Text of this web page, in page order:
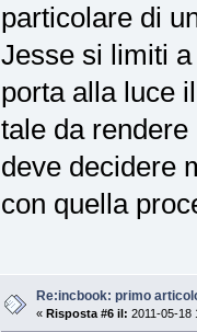
particolare di
Jesse si limiti
porta alla luce
tale da
deve decidere
con quella
Re:incbook: primo
« Risposta #6 il: 2011-05-18